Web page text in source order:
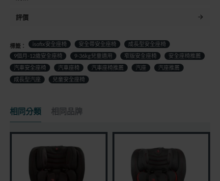
評價
標籤： isofix安全座椅 安全帶安全座椅
成長型安全座椅
9個月-12歲安全座椅
9-36kg兒童適用 窄版安全座椅
安全座椅推薦
汽車安全座椅
汽車座椅 汽車座椅推薦 汽座
汽座推薦
成長型汽座
兒童安全座椅
相同分類 相同品牌